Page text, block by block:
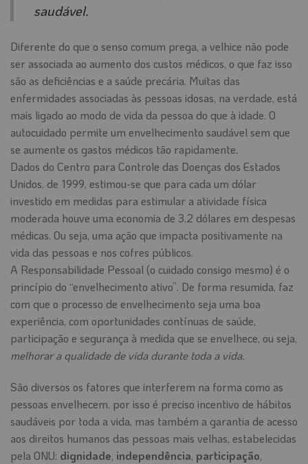
saudável.
Diferente do que o senso comum prega, a velhice não pode
ser associada ao aumento dos custos médicos, o que faz isso
são as deficiências e a saúde precária. Muitas das
enfermidades associadas às pessoas idosas, na verdade, está
mais ligado ao modo de vida da pessoa do que à idade. O
autocuidado permite um envelhecimento saudável sem que
se aumente os gastos médicos tão rapidamente.
Dados do Centro para Controle das Doenças dos Estados
Unidos, de 1999, estimou-se que para cada um dólar
investido em medidas para estimular a atividade física
moderada houve uma economia de 3,2 dólares em despesas
médicas. Ou seja, uma ação que impacta positivamente na
vida das pessoas e nos cofres públicos.
A Responsabilidade Pessoal (o cuidado consigo mesmo) é o
princípio do “envelhecimento ativo”. De forma resumida, faz
com que o processo de envelhecimento seja uma boa
experiência, com oportunidades contínuas de saúde,
participação e segurança à medida que se envelhece, ou seja,
melhorar a qualidade de vida durante toda a vida.
São diversos os fatores que interferem na forma como as
pessoas envelhecem, por isso é preciso incentivo de hábitos
saudáveis por toda a vida, mas também a garantia de acesso
aos direitos humanos das pessoas mais velhas, estabelecidas
pela ONU: dignidade, independência, participação,